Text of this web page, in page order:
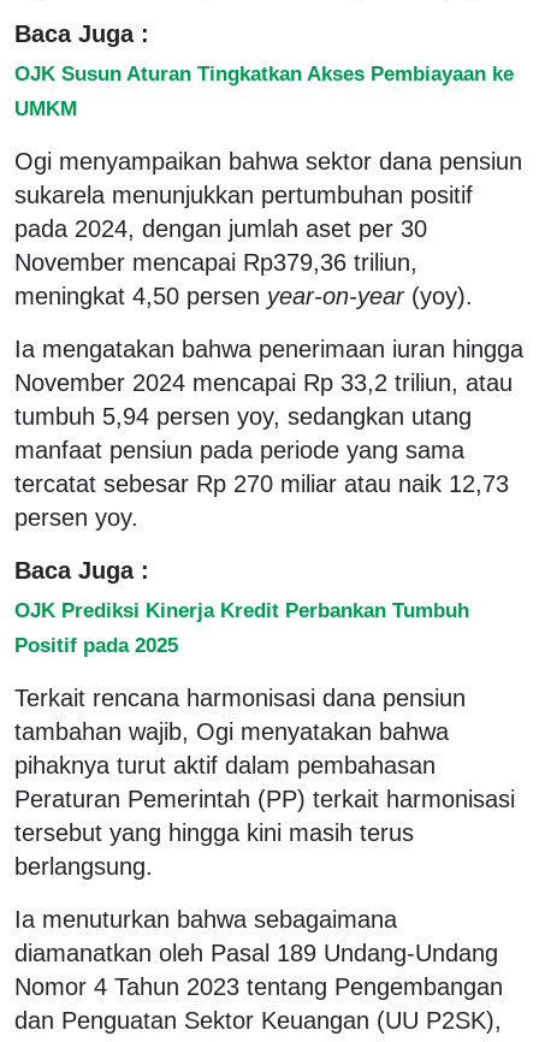
Baca Juga :
OJK Susun Aturan Tingkatkan Akses Pembiayaan ke
UMKM
Ogi menyampaikan bahwa sektor dana pensiun
sukarela menunjukkan pertumbuhan positif
pada 2024, dengan jumlah aset per 30
November mencapai Rp379,36 triliun,
meningkat 4,50 persen year-on-year(yoy).
Ia mengatakan bahwa penerimaan iuran hingga
November 2024 mencapai Rp 33,2 triliun, atau
tumbuh 5,94 persen yoy, sedangkan utang
manfaat pensiun pada periode yang sama
tercatat sebesar Rp 270 miliar atau naik 12,73
persen yoy.
Baca Juga :
OJK Prediksi Kinerja Kredit Perbankan Tumbuh
Positif pada 2025
Terkait rencana harmonisasi dana pensiun
tambahan wajib, Ogi menyatakan bahwa
pihaknya turut aktif dalam pembahasan
Peraturan Pemerintah (PP) terkait harmonisasi
tersebut yang hingga kini masih terus
berlangsung.
Ia menuturkan bahwa sebagaimana
diamanatkan oleh Pasal 189 Undang-Undang
Nomor 4 Tahun 2023 tentang Pengembangan
dan Penguatan Sektor Keuangan (UU P2SK),